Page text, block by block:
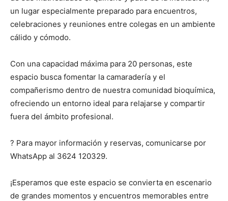
un lugar especialmente preparado para encuentros,
celebraciones y reuniones entre colegas en un ambiente
cálido y cómodo.
Con una capacidad máxima para 20 personas, este
espacio busca fomentar la camaradería y el
compañerismo dentro de nuestra comunidad bioquímica,
ofreciendo un entorno ideal para relajarse y compartir
fuera del ámbito profesional.
? Para mayor información y reservas, comunicarse por
WhatsApp al 3624 120329.
¡Esperamos que este espacio se convierta en escenario
de grandes momentos y encuentros memorables entre